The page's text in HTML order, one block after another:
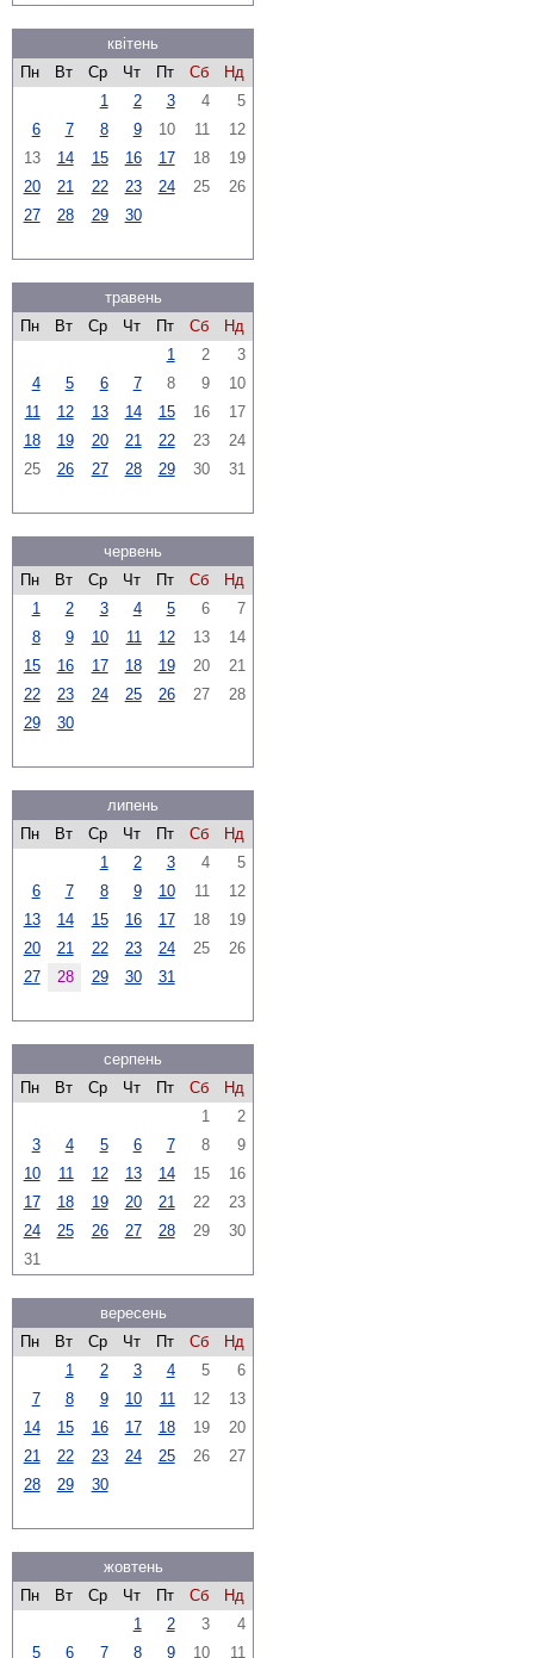
квітень
Пн
Вт Ср Чт Пт Сб
Нд
1
2 3 4
5
6
7 8 9 10 11
12
13
14 15 16 17 18
19
20
21 22 23 24 25
26
27
28 29 30
травень
Пн
Вт Ср Чт Пт Сб
Нд
1
2
3
4
5 6 7 8 9
10
11
12 13 14 15 16
17
18
19 20 21 22 23
24
25
26 27 28 29 30 31
червень
Пн
Вт Ср Чт Пт Сб
Нд
1
2 3 4 5 6
7
8
9 10 11 12 13
14
15
16 17 18 19 20
21
22
23 24 25 26 27
28
29
30
липень
Пн
Вт Ср Чт Пт Сб
Нд
1
2 3 4
5
6
7 8 9 10 11
12
13
14 15 16 17 18
19
20
21 22 23 24 25
26
27
28 29 30 31
серпень
Пн
Вт Ср Чт Пт Сб
Нд
1
2
3
4 5 6 7 8
9
10
11 12 13 14 15
16
17
18 19 20 21 22
23
24
25 26 27 28 29
30
31
вересень
Пн
Вт Ср Чт Пт Сб
Нд
1
2 3 4 5
6
7
8 9 10 11 12
13
14
15 16 17 18 19
20
21
22 23 24 25 26
27
28
29 30
жовтень
Пн
Вт Ср Чт Пт Сб
Нд
1
2 3
4
5
6 7 8 9 10 11